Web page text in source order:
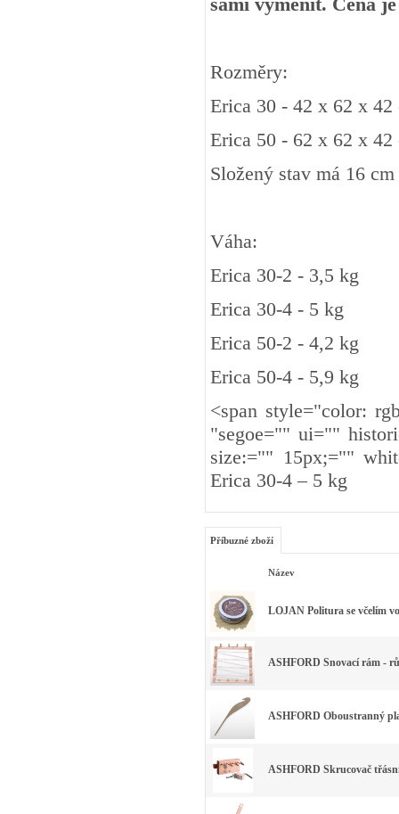
Rozměry:
Erica 30 - 42 x 62 x 42
Erica 50 - 62 x 62 x 42
Složený stav má 16
Váha:
Erica 30-2 - 3,5 kg
Erica 30-4 - 5 kg
Erica 50-2 - 4,2 kg
Erica 50-4 - 5,9 kg
<span style="color:
"segoe="" ui=""
size:="" 15px;=""
Erica 30-4 – 5 kg
Příbuzné zboží
Název
LOJAN Politura se včelím
ASHFORD Snovací rám -
ASHFORD Oboustranný
ASHFORD Skrucovač